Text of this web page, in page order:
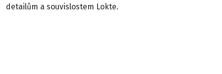
detailům a souvislostem Lokte.